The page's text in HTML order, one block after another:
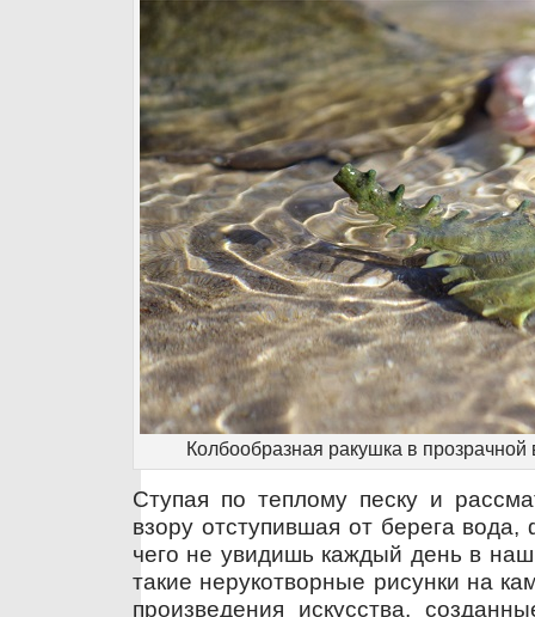
Колбообразная ракушка в прозрачной
Ступая по теплому песку и
взору отступившая от берега
чего не увидишь каждый день в
такие нерукотворные рисунки на
произведения искусства,